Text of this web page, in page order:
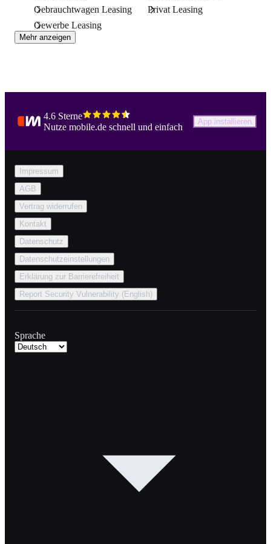
Gebrauchtwagen Leasing
Privat Leasing
Gewerbe Leasing
Mehr anzeigen
4.6 Sterne
Nutze mobile.de schnell und einfach
App installieren
Impressum
AGB
Vertrag widerrufen
Kontakt
Datenschutz
Datenschutzeinstellungen
Erklärung zur Barrierefreiheit
Report Security Vulnerability (English)
Sprache